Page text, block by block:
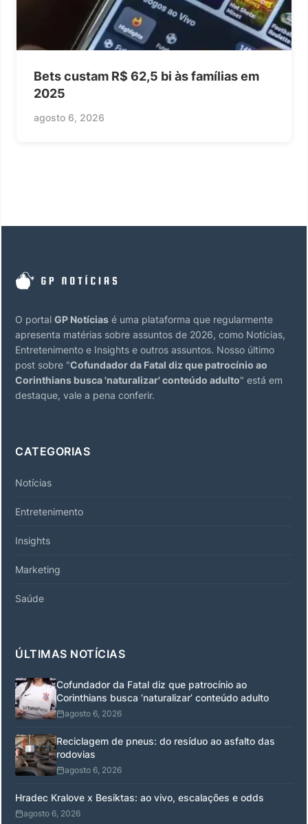
Bets custam R$ 62,5 bi às famílias em
2025
agosto 6, 2026
O portal GP Notícias é uma plataforma que regularmente
apresenta matérias sobre assuntos de 2026, como Notícias,
Entretenimento e Insights e outros assuntos. Nosso último
post sobre "Cofundador da Fatal diz que patrocínio ao
Corinthians busca 'naturalizar' conteúdo adulto" está em
destaque, vale a pena conferir.
CATEGORIAS
Notícias
Entretenimento
Insights
Marketing
Saúde
ÚLTIMAS NOTÍCIAS
Cofundador da Fatal diz que patrocínio ao
Corinthians busca ‘naturalizar’ conteúdo adulto
agosto 6, 2026
Reciclagem de pneus: do resíduo ao asfalto das
rodovias
agosto 6, 2026
Hradec Kralove x Besiktas: ao vivo, escalações e odds
agosto 6, 2026